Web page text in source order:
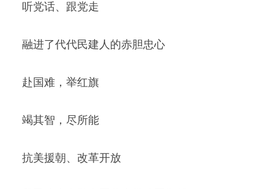
听党话、跟党走
融进了代代民建人的赤胆忠心
赴国难，举红旗
竭其智，尽所能
抗美援朝、改革开放